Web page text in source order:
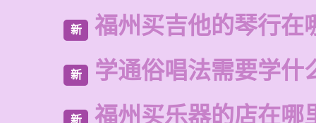
新 福州买吉他的琴行在
新 学通俗唱法需要学什
新 福州买乐器的店在哪